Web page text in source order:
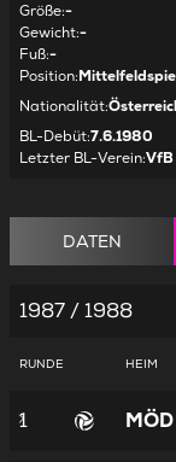
Größe:-
Gewicht:-
Fuß:-
Position:
Nationalität:
BL-Debüt:7.6.1980
Letzter BL-Verein:VfB
DATEN
1987 / 1988
RUNDE HEIM
1 MÖD